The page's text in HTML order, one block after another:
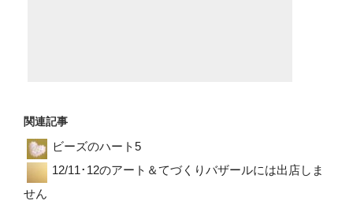
関連記事
ビーズのハート5
12/11･12のアート＆てづくりバザールには出店しま
せん